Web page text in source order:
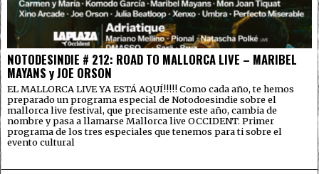
NOTODESINDIE # 212: ROAD TO MALLORCA LIVE – MARIBEL
MAYANS y JOE ORSON
EL MALLORCA LIVE YA ESTÁ AQUÍ!!!!! Como cada año, te hemos
preparado un programa especial de Notodoesindie sobre el
mallorca live festival, que precisamente este año, cambia de
nombre y pasa a llamarse Mallorca live OCCIDENT. Primer
programa de los tres especiales que tenemos para ti sobre el
evento cultural